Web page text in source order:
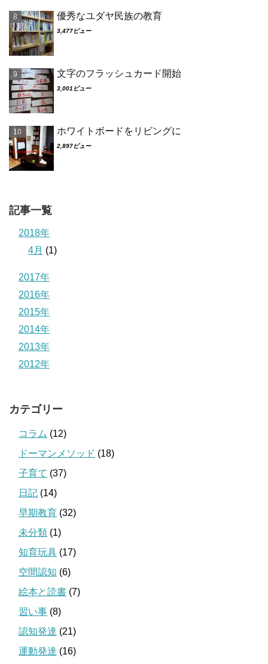
優秀なユダヤ民族の教育
3,477ビュー
文字のフラッシュカード開始
3,001ビュー
ホワイトボードをリビングに
2,897ビュー
記事一覧
2018年
4月 (1)
2017年
2016年
2015年
2014年
2013年
2012年
カテゴリー
コラム (12)
ドーマンメソッド (18)
子育て (37)
日記 (14)
早期教育 (32)
未分類 (1)
知育玩具 (17)
空間認知 (6)
絵本と読書 (7)
習い事 (8)
認知発達 (21)
運動発達 (16)